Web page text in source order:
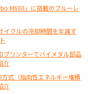
M600」に搭載のブルーレ
イクルの冷却時間を半減す
プリンターでバイメタル部品
介
方式（指向性エネルギー堆積
介